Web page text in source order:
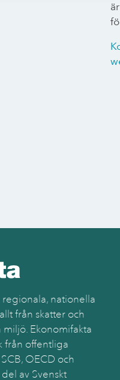
är
nationella
från skatter och
Ekonomifakta
från offentliga
OECD och
av Svenskt